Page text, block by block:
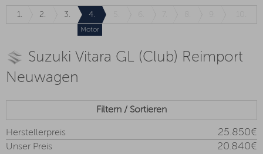
1. 2. 3. 4.
Motor
Suzuki Vitara GL (Club) Reimport
Neuwagen
Filtern / Sortieren
Herstellerpreis 25.850€
Unser Preis 20.840€